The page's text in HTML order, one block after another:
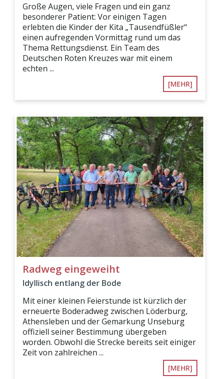
Große Augen, viele Fragen und ein ganz
besonderer Patient: Vor einigen Tagen
erlebten die Kinder der Kita „Tausendfüßler“
einen aufregenden Vormittag rund um das
Thema Rettungsdienst. Ein Team des
Deutschen Roten Kreuzes war mit einem
echten ...
[MEHR]
Radweg eingeweiht
Idyllisch entlang der Bode
Mit einer kleinen Feierstunde ist kürzlich der
erneuerte Boderadweg zwischen Löderburg,
Athensleben und der Gemarkung Unseburg
offiziell seiner Bestimmung übergeben
worden. Obwohl die Strecke bereits seit einiger
Zeit von zahlreichen ...
[MEHR]